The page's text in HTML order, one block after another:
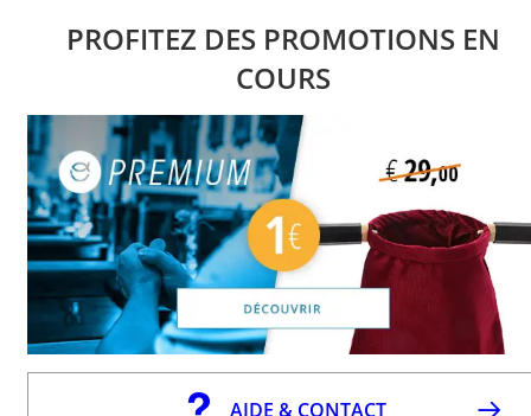
PROFITEZ DES PROMOTIONS EN
COURS
AIDE & CONTACT